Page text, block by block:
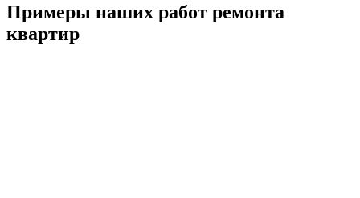
Примеры наших работ ремонта
квартир